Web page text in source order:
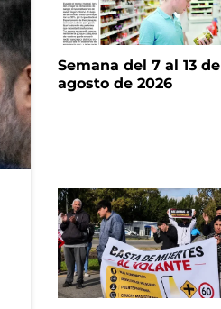
Semana del 7 al 13 de
agosto de 2026